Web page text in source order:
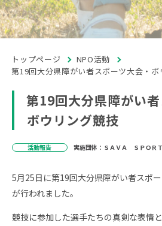
トップページ
NPO活動
第19回大分県障がい者スポーツ大会・ボ
第19回大分県障がい
ボウリング競技
活動報告 実施団体：ＳＡＶＡ ＳＰＯＲ
5月25日に第19回大分県障がい者スポ
が行われました。
競技に参加した選手たちの真剣な表情